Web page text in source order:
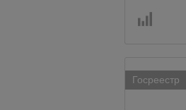
Госреестр